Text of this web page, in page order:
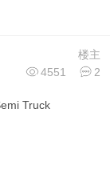
楼主
4551
2
Truck